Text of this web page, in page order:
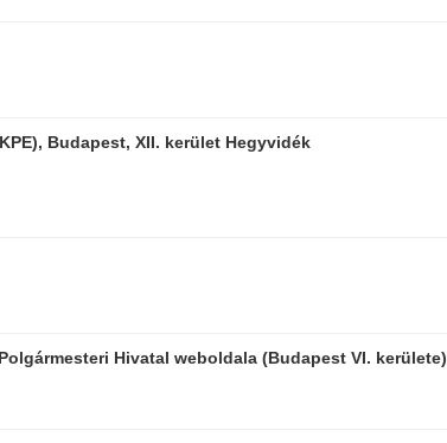
Budapest, XII. kerület Hegyvidék
Hivatal weboldala (Budapest VI. kerülete)